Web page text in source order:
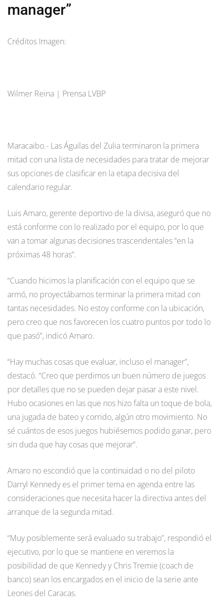
manager”
Créditos Imagen:
Wilmer Reina | Prensa LVBP
Maracaibo.- Las Águilas del Zulia terminaron la primera
mitad con una lista de necesidades para tratar de mejorar
sus opciones de clasificar en la etapa decisiva del
calendario regular.
Luis Amaro, gerente deportivo de la divisa, aseguró que no
está conforme con lo realizado por el equipo, por lo que
van a tomar algunas decisiones trascendentales “en la
próximas 48 horas”.
“Cuando hicimos la planificación con el equipo que se
armó, no proyectábamos terminar la primera mitad con
tantas necesidades. No estoy conforme con la ubicación,
pero creo que nos favorecen los cuatro puntos por todo lo
que pasó”, indicó Amaro.
“Hay muchas cosas que evaluar, incluso el manager”,
destacó. “Creo que perdimos un buen número de juegos
por detalles que no se pueden dejar pasar a este nivel.
Hubo ocasiones en las que nos hizo falta un toque de bola,
una jugada de bateo y corrido, algún otro movimiento. No
sé cuántos de esos juegos hubiésemos podido ganar, pero
sin duda que hay cosas que mejorar”.
Amaro no escondió que la continuidad o no del piloto
Darryl Kennedy es el primer tema en agenda entre las
consideraciones que necesita hacer la directiva antes del
arranque de la segunda mitad.
“Muy posiblemente será evaluado su trabajo”, respondió el
ejecutivo, por lo que se mantiene en veremos la
posibilidad de que Kennedy y Chris Tremie (coach de
banco) sean los encargados en el inicio de la serie ante
Leones del Caracas.